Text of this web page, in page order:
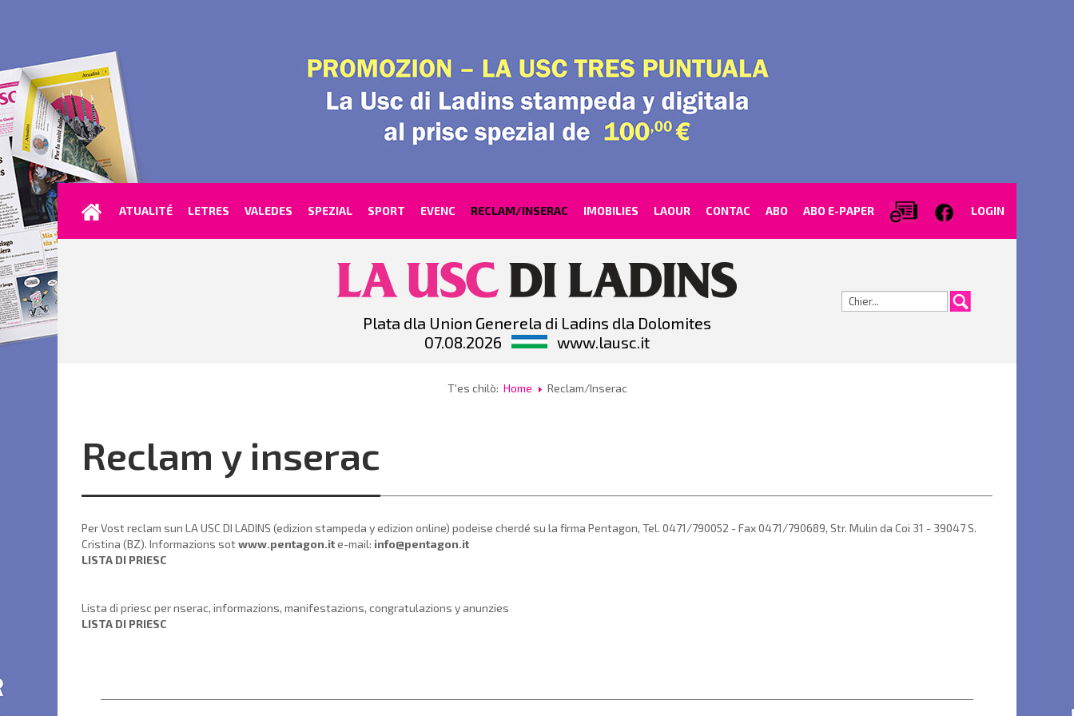
ATUALITÉ LETRES VALEDES SPEZIAL SPORT EVENC RECLAM/INSERAC IMOBILIES LAOUR CONTAC ABO ABO E-PAPER LOGIN
Plata dla Union Generela di Ladins dla Dolomites
07.08.2026
www.lausc.it
Cerca...
T'es chilò: Home Reclam/Inserac
Reclam y inserac
Per Vost reclam sun LA USC DI LADINS (edizion stampeda y edizion online) podeise cherdé su la firma Pentagon, Tel. 0471/790052 - Fax 0471/790689, Str. Mulin da Coi 31 - 39047 S.
Cristina (BZ). Informazions sotwww.pentagon.ite-mail: info@pentagon.it
LISTA DI PRIESC
Lista di priesc per nserac, informazions, manifestazions, congratulazions y anunzies
LISTA DI PRIESC